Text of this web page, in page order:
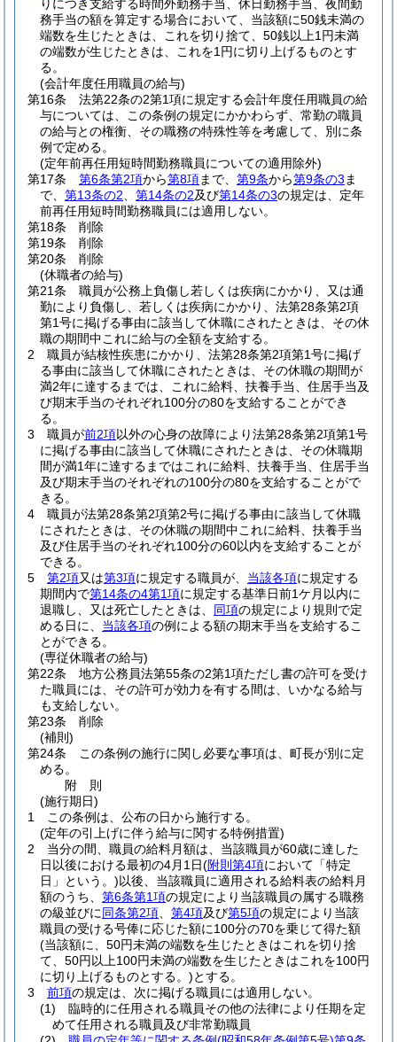
りにつき支給する時間外勤務手当、休日勤務手当、夜間勤
務手当の額を算定する場合において、当該額に50銭未満の
端数を生じたときは、これを切り捨て、50銭以上1円未満
の端数が生じたときは、これを1円に切り上げるものとす
る。
(会計年度任用職員の給与)
第16条
法第22条の2第1項に規定する会計年度任用職員の給
与については、この条例の規定にかかわらず、常勤の職員
の給与との権衡、その職務の特殊性等を考慮して、別に条
例で定める。
(定年前再任用短時間勤務職員についての適用除外)
第17条
第6条第2項から第8項まで、 第9条から第9条の3 ま
で、 第13条の2 第14条の2及び第14条の3の規定は、定年
前再任用短時間勤務職員には適用しない。
第18条
削除
第19条
削除
第20条
削除
(休職者の給与)
第21条
職員が公務上負傷し若しくは疾病にかかり、又は通
勤により負傷し、若しくは疾病にかかり、法第28条第2項
第1号に掲げる事由に該当して休職にされたときは、その休
職の期間中これに給与の全額を支給する。
2
職員が結核性疾患にかかり、法第28条第2項第1号に掲げ
る事由に該当して休職にされたときは、その休職の期間が
満2年に達するまでは、これに給料、扶養手当、住居手当及
び期末手当のそれぞれ100分の80を支給することができ
る。
3
職員が前2項以外の心身の故障により法第28条第2項第1号
に掲げる事由に該当して休職にされたときは、その休職期
間が満1年に達するまではこれに給料、扶養手当、住居手当
及び期末手当のそれぞれの100分の80を支給することがで
きる。
4
職員が法第28条第2項第2号に掲げる事由に該当して休職
にされたときは、その休職の期間中これに給料、扶養手当
及び住居手当のそれぞれ100分の60以内を支給することが
できる。
5
第2項又は第3項に規定する職員が、 当該各項に規定する
期間内で第14条の4第1項に規定する基準日前1ケ月以内に
退職し、又は死亡したときは、 同項の規定により規則で定
める日に、 当該各項の例による額の期末手当を支給するこ
とができる。
(専従休職者の給与)
第22条
地方公務員法第55条の2第1項ただし書の許可を受け
た職員には、その許可が効力を有する間は、いかなる給与
も支給しない。
第23条
削除
(補則)
第24条
この条例の施行に関し必要な事項は、町長が別に定
める。
附 則
(施行期日)
1
この条例は、公布の日から施行する。
(定年の引上げに伴う給与に関する特例措置)
2
当分の間、職員の給料月額は、当該職員が60歳に達した
日以後における最初の4月1日(附則第4項において「特定
日」という。)以後、当該職員に適用される給料表の給料月
額のうち、 第6条第1項の規定により当該職員の属する職務
の級並びに同条第2項 第4項及び第5項の規定により当該
職員の受ける号俸に応じた額に100分の70を乗じて得た額
(当該額に、50円未満の端数を生じたときはこれを切り捨
て、50円以上100円未満の端数を生じたときはこれを100円
に切り上げるものとする。)とする。
3
前項の規定は、次に掲げる職員には適用しない。
(1)
臨時的に任用される職員その他の法律により任期を定
めて任用される職員及び非常勤職員